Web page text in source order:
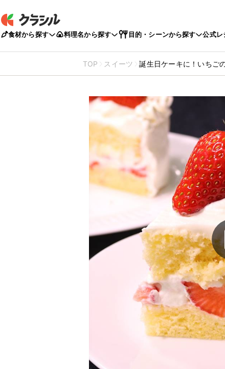
食材から探す 料理名から探す 目的・シーンから探す 公式レ
TOP スイーツ 誕生日ケーキに！いちご